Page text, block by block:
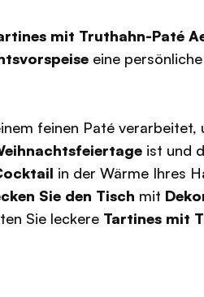
mit Truthahn-Paté
eine
feinen Paté verarbeitet,
ist und
in der Wärme Ihres
Sie den Tisch mit
Sie leckere Tartines mit